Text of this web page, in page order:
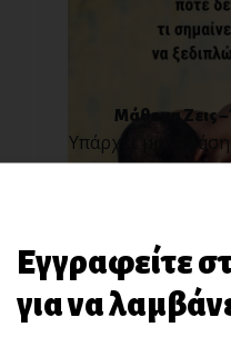
Μάθε να Ζεις
Υπάρχει μια
Εγγραφείτε
για να